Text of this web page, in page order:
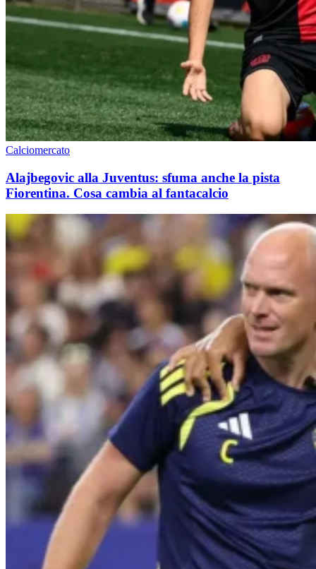
Calciomercato
Alajbegovic alla Juventus: sfuma anche la pista
Fiorentina. Cosa cambia al fantacalcio